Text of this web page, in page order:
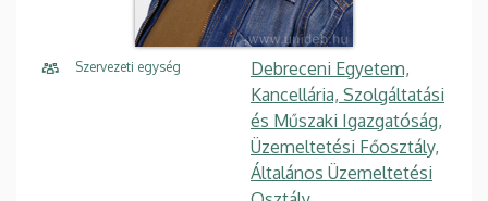
Szervezeti egység
Debreceni Egyetem,
Kancellária, Szolgáltatási
és Műszaki Igazgatóság,
Üzemeltetési Főosztály,
Általános Üzemeltetési